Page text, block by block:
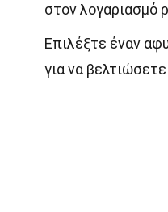
στον λογαριασμό
Επιλέξτε έναν
για να